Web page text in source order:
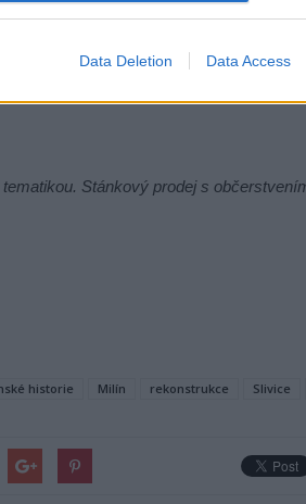
Data Deletion Data Access
pluku Jince
záchranného sboru Středočeského
Stánkový prodej s
historie Milín rekonstrukce Slivice